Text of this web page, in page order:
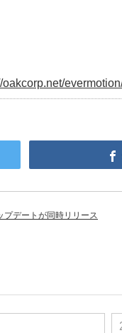
oakcorp.net/
プデートが同時リリース